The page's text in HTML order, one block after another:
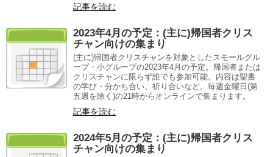
記事を読む
2023年4月の予定：(主に)帰国者クリス
チャン向けの集まり
(主に)帰国者クリスチャンを対象としたスモールグル
ープ・小グループの2023年4月の予定。帰国者または
クリスチャンに限らず誰でも参加可能。内容は聖書
の学び・分かち合い、祈り合いなど。毎週金曜日(第
五週を除く)の21時からオンラインで集まります。
記事を読む
2024年5月の予定：(主に)帰国者クリス
チャン向けの集まり